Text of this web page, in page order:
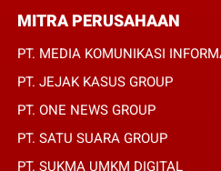
MITRA PERUSAHAAN
PT. MEDIA KOMUNIKASI
PT. JEJAK KASUS GROUP
PT. ONE NEWS GROUP
PT. SATU SUARA GROUP
PT. SUKMA UMKM DIGITAL